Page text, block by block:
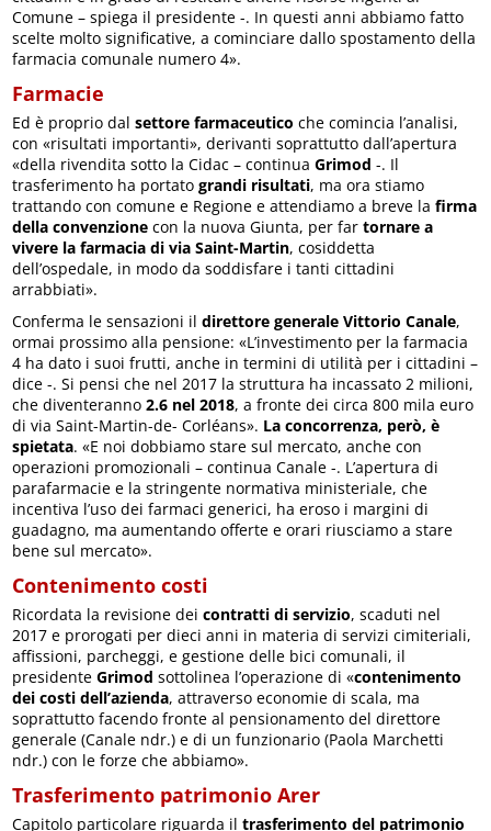
Comune – spiega il presidente -. In questi anni abbiamo fatto
scelte molto significative, a cominciare dallo spostamento della
farmacia comunale numero 4».
Farmacie
Ed è proprio dalsettore farmaceutico che comincia l’analisi,
con «risultati importanti», derivanti soprattutto dall’apertura
«della rivendita sotto la Cidac – continuaGrimod -. Il
trasferimento ha portatograndi risultati, ma ora stiamo
trattando con comune e Regione e attendiamo a breve lafirma
della convenzione con la nuova Giunta, per fartornare a
vivere la farmacia di via Saint-Martin, cosiddetta
dell’ospedale, in modo da soddisfare i tanti cittadini
arrabbiati».
Conferma le sensazioni ildirettore generale Vittorio Canale,
ormai prossimo alla pensione: «L’investimento per la farmacia
4 ha dato i suoi frutti, anche in termini di utilità per i cittadini –
dice -. Si pensi che nel 2017 la struttura ha incassato 2 milioni,
che diventeranno2.6 nel 2018, a fronte dei circa 800 mila euro
di via Saint-Martin-de- Corléans». La concorrenza, però, è
spietata. «E noi dobbiamo stare sul mercato, anche con
operazioni promozionali – continua Canale -. L’apertura di
parafarmacie e la stringente normativa ministeriale, che
incentiva l’uso dei farmaci generici, ha eroso i margini di
guadagno, ma aumentando offerte e orari riusciamo a stare
bene sul mercato».
Contenimento costi
Ricordata la revisione dei contratti di servizio, scaduti nel
2017 e prorogati per dieci anni in materia di servizi cimiteriali,
affissioni, parcheggi, e gestione delle bici comunali, il
presidenteGrimod sottolinea l’operazione di «contenimento
dei costi dell’azienda, attraverso economie di scala, ma
soprattutto facendo fronte al pensionamento del direttore
generale (Canale ndr.) e di un funzionario (Paola Marchetti
ndr.) con le forze che abbiamo».
Trasferimento patrimonio Arer
Capitolo particolare riguarda iltrasferimento del patrimonio